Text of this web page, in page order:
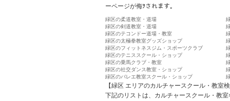
ーページが侮ｦされます。
緑区の柔道教室・道場
緑区の剣道教室・道場
緑区のテコンドー道場・教室
緑区の太極拳教室グッズショップ
緑区のフィットネスジム・スポーツクラブ
緑区のテニススクール・ショップ
緑区の乗馬クラブ・教室
緑区の社交ダンス教室・ショップ
緑区のバレエ教室スクール・ショップ
【緑区 エリアのカルチャースクール・教室
下記のリストは、カルチャースクール・教